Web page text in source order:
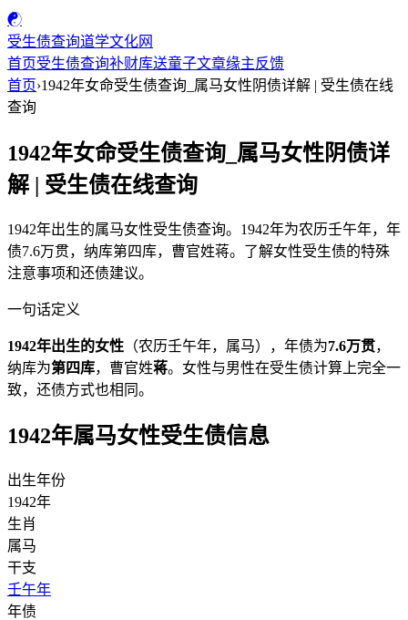
☯
受生债查询道学文化网
首页受生债查询补财库送童子文章缘主反馈
首页›1942年女命受生债查询_属马女性阴债详解 | 受生债在线
查询
1942年女命受生债查询_属马女性阴债详
解 | 受生债在线查询
1942年出生的属马女性受生债查询。1942年为农历壬午年，年
债7.6万贯，纳库第四库，曹官姓蒋。了解女性受生债的特殊
注意事项和还债建议。
一句话定义
1942年出生的女性 （农历壬午年，属马），年债为7.6万贯，
纳库为第四库，曹官姓蒋。女性与男性在受生债计算上完全一
致，还债方式也相同。
1942年属马女性受生债信息
出生年份
1942年
生肖
属马
干支
壬午年
年债